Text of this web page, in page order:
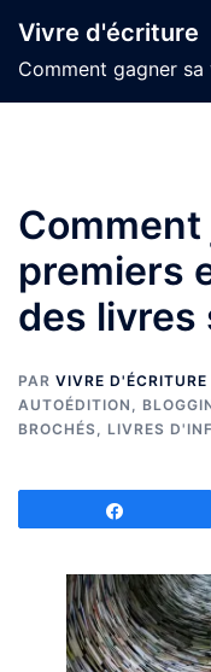
contenu
Vivre d'écriture
Comment gagner
Comment
premiers
des
PAR VIVRE D'ÉCRITURE
AUTOÉDITION ,
BROCHÉS, LIVRES